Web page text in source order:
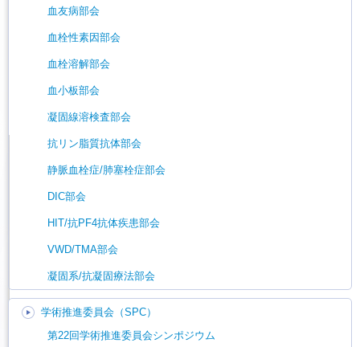
血友病部会
血栓性素因部会
血栓溶解部会
血小板部会
凝固線溶検査部会
抗リン脂質抗体部会
静脈血栓症/肺塞栓症部会
DIC部会
HIT/抗PF4抗体疾患部会
VWD/TMA部会
凝固系/抗凝固療法部会
学術推進委員会（SPC）
第22回学術推進委員会シンポジウム